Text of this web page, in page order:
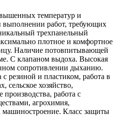
температур и
работ, требующих
трехпанельный
плотное и комфортное
Наличие потовпитывающей
С клапаном выдоха. Высокая
сопротивлении дыханию.
резиной и пластиком, работа в
сельское хозяйство,
работа с
агрохимия,
машиностроение. Класс защиты